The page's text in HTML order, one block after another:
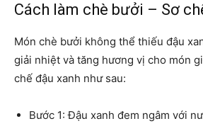
Cách làm chè bưởi – Sơ
Món chè bưởi không thể thiếu đậu
giải nhiệt và tăng hương vị cho món
chế đậu xanh như sau:
Bước 1: Đậu xanh đem ngâm với